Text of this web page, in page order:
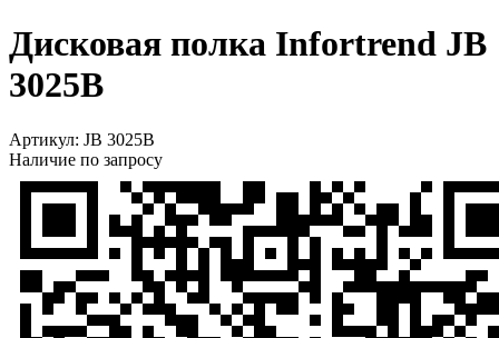
Дисковая полка Infortrend JB
3025B
Артикул: JB 3025B
Наличие по запросу